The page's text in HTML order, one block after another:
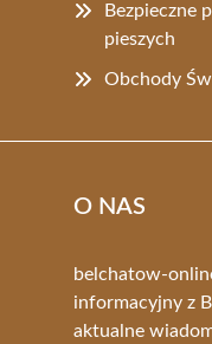
Bezpieczne
pieszych
Obchody
O NAS
belchatow-
informacyjny z
aktualne